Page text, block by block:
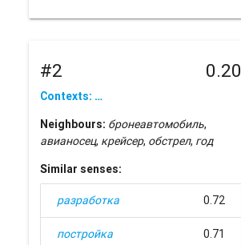
#2 0.20
Contexts: …
Neighbours: бронеавтомобиль,
авианосец, крейсер, обстрел, год
Similar senses:
разработка 0.72
постройка 0.71